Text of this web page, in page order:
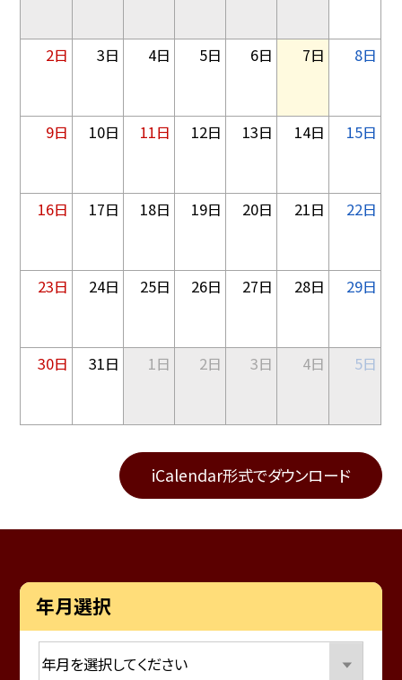
2日 3日 4日 5日 6日 7日 8日
9日 10日 11日 12日 13日 14日 15日
16日 17日 18日 19日 20日 21日 22日
23日 24日 25日 26日 27日 28日 29日
30日 31日 1日 2日 3日 4日 5日
iCalendar形式でダウンロード
年月選択